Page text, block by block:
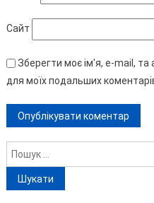
Сайт
Зберегти моє ім'я, e-mail, та
для моїх подальших
Пошук: